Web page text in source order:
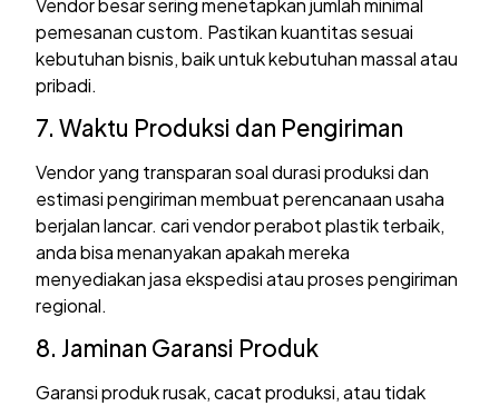
pemesanan custom. Pastikan kuantitas sesuai
kebutuhan bisnis, baik untuk kebutuhan massal atau
pribadi.
7. Waktu Produksi dan Pengiriman
Vendor yang transparan soal durasi produksi dan
estimasi pengiriman membuat perencanaan usaha
berjalan lancar. cari vendor perabot plastik terbaik,
anda bisa menanyakan apakah mereka
menyediakan jasa ekspedisi atau proses pengiriman
regional.
8. Jaminan Garansi Produk
Garansi produk rusak, cacat produksi, atau tidak